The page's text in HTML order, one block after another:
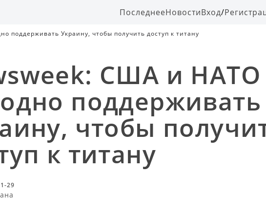
ПоследнееНовостиВход/
поддерживать Украину, чтобы получить доступ к титану
США и НАТО
поддерживать
чтобы
к титану
29